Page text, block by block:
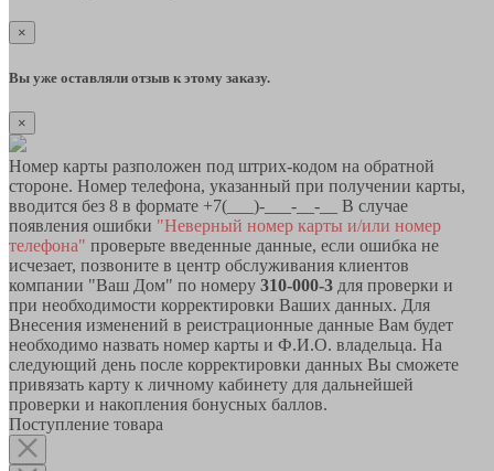
×
Вы уже оставляли отзыв к этому заказу.
×
Номер карты разположен под штрих-кодом на обратной
стороне. Номер телефона, указанный при получении карты,
вводится без 8 в формате +7(___)-___-__-__ В случае
появления ошибки "Неверный номер карты и/или номер
телефона" проверьте введенные данные, если ошибка не
исчезает, позвоните в центр обслуживания клиентов
компании "Ваш Дом" по номеру 310-000-3 для проверки и
при необходимости корректировки Ваших данных. Для
Внесения изменений в реистрационные данные Вам будет
необходимо назвать номер карты и Ф.И.О. владельца. На
следующий день после корректировки данных Вы сможете
привязать карту к личному кабинету для дальнейшей
проверки и накопления бонусных баллов.
Поступление товара